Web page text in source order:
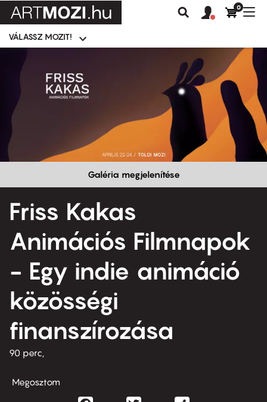
Moziválasztó
VÁLASSZ MOZIT!
Keresés
Felhasználói
fiók
0
Galéria megjelenítése
Friss Kakas
Animációs Filmnapok
- Egy indie animáció
közösségi
finanszírozása
90 perc,
Megosztom